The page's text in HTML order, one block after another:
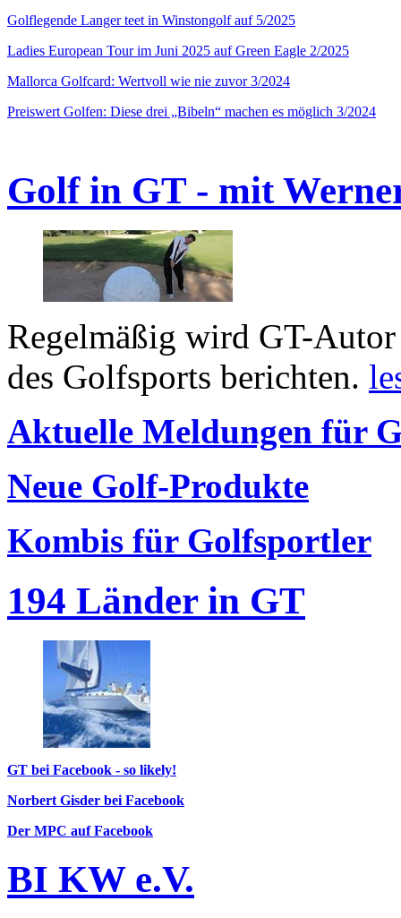
Golflegende Langer teet in Winstongolf auf 5/2025
Ladies European Tour im Juni 2025 auf Green Eagle 2/2025
Mallorca Golfcard: Wertvoll wie nie zuvor 3/2024
Preiswert Golfen: Diese drei „Bibeln“ machen es möglich 3/2024
Golf in GT - mit
Regelmäßig wird GT-
des Golfsports berichten.
Aktuelle Meldungen für
Neue Golf-Produkte
Kombis für Golfsportler
194 Länder in GT
GT bei Facebook - so likely!
Norbert Gisder bei Facebook
Der MPC auf Facebook
BI KW e.V.